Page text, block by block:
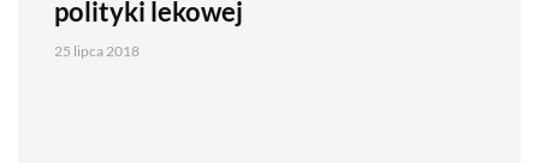
polityki lekowej
25 lipca 2018